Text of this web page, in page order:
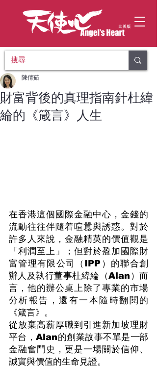
財富背後的真理指南針杜緯
綸的《箴言》人生
陳倩茹
在香港這個國際金融中心，金錢的
流動往往伴隨着喧囂與誘惑。對於
許多人來說，金融精英的價值觀是
「利潤至上」；但對於盈加國際財
富管理有限公司（IPP）的聯合創
辦人及執行董事杜緯綸（Alan）而
言，他的辦公桌上除了專業的市場
分析報告，還有一本隨時翻閱的
《箴言》。
從放棄高薪厚職到引進新加坡理財
平台，Alan的創業故事不單是一部
金融奮鬥史，更是一場關於信仰、
誠實與價值的生命見證。